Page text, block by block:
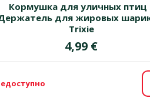
Кормушка для уличных птиц
для жировых
Trixie
Цена
4,99 €